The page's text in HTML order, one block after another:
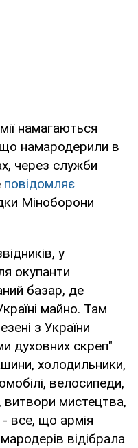
намагаються
намародерили в
через служби
повідомляє
Міноборони
у
окупанти
базар, де
майно. Там
з України
духовних скреп"
холодильники,
велосипеди,
мистецтва,
- все, що армія
відібрала